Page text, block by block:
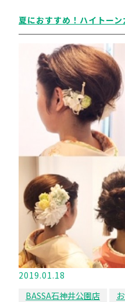
夏におすすめ！ハイトー
2019.01.18
BASSA石神井公園店